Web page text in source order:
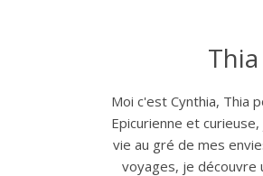
Thia
Moi c'est Cynthia, Thia
Epicurienne et
vie au gré de mes
voyages, je découvre